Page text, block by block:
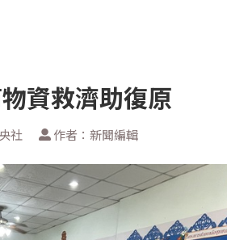
資救濟助復原
社 作者：新聞編輯